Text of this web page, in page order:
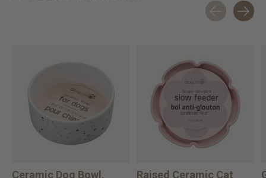
Ceramic Dog Bowl,
Raised Ceramic Cat